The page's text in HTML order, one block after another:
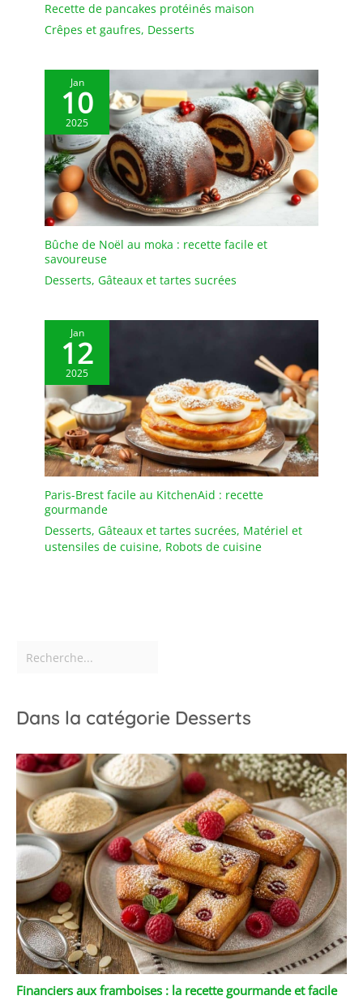
nettoyage, il doit être
séché afin de le garder
rencontrez des
difficultés, n'hésitez pas
à nous contacter. Nous
vous répondrons dans
les 24 heures.
Recette de pancakes protéinés maison
Crêpes et gaufres, Desserts
Jan
10
2025
Bûche de Noël au moka : recette facile et
savoureuse
Desserts, Gâteaux et tartes sucrées
Jan
12
2025
Paris-Brest facile au KitchenAid : recette
gourmande
Desserts, Gâteaux et tartes sucrées, Matériel et
ustensiles de cuisine, Robots de cuisine
Dans la catégorie Desserts
Financiers aux framboises : la recette gourmande et facile